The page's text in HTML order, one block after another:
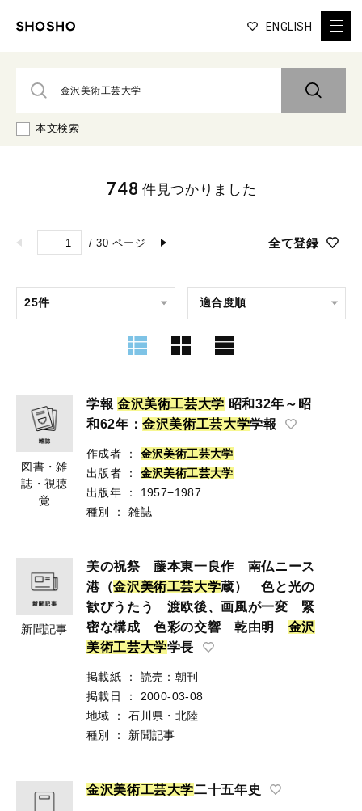
ENGLISH
本文検索
/ 30 ページ 全て登録
748 件見つかりました
図書・雑
誌・視聴
覚
学報 金沢美術工芸大学 昭和32年～昭
和62年：金沢美術工芸大学学報
作成者 ： 金沢美術工芸大学
出版者
： 金沢美術工芸大学
出版年
：
1957−1987
種別
： 雑誌
新聞記事
美の祝祭 藤本東一良作 南仏ニース
港（金沢美術工芸大学蔵） 色と光の
歓びうたう 渡欧後、画風が一変 緊
密な構成 色彩の交響 乾由明 金沢
美術工芸大学学長
掲載紙 ：
読売：朝刊
掲載日
：
2000-03-08
地域
：
石川県・北陸
種別
： 新聞記事
金沢美術工芸大学二十五年史